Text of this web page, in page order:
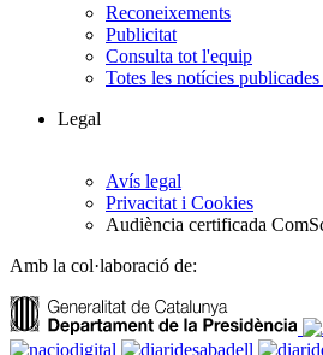
Reconeixements
Publicitat
Consulta tot l'equip
Totes les notícies
Legal
Avís legal
Privacitat i Cookies
Audiència certificada
Amb la col·laboració de: